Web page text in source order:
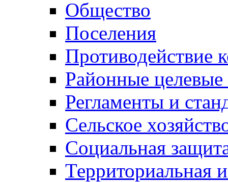
Общество
Поселения
Противодействие
Районные
Регламенты и
Сельское
Социальная
Территориальная